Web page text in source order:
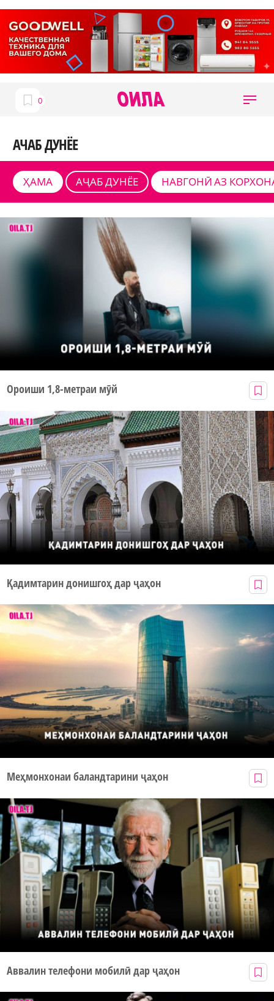
АЧАБ ДУНЁЕ
ҲАМА АҶАБ ДУНЁЕ НАВГОНӢ АЗ
Ороиши 1,8-метраи мӯй
Қадимтарин донишгоҳ дар ҷаҳон
Меҳмонхонаи баландтарини ҷаҳон
Аввалин телефони мобилӣ дар ҷаҳон